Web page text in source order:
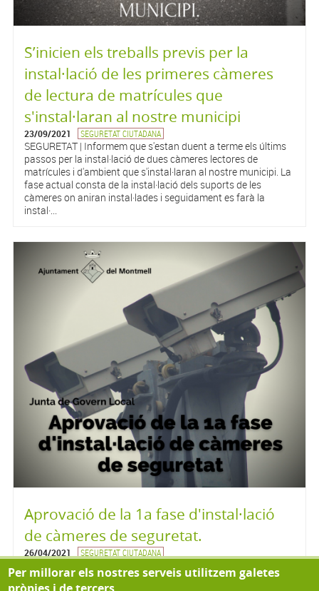
S’inicien els treballs previs per la
instal·lació de les primeres càmeres
de lectura de matrícules que
s'instal·laran al nostre municipi
23/09/2021 SEGURETAT CIUTADANA
SEGURETAT | Informem que s'estan duent a terme els últims
passos per la instal·lació de dues càmeres lectores de
matrícules i d'ambient que s'instal·laran al nostre municipi. La
fase actual consta de la instal·lació dels suports de les
càmeres on aniran instal·lades i seguidament es farà la
instal·...
Aprovació de la 1a fase d'instal·lació
de càmeres de seguretat.
26/04/2021 SEGURETAT CIUTADANA
Hi ha previst cobrir en els següents dos anys tot el municipi
en les següents fases, que per pressupost no es poden
Per millorar els nostres serveis utilitzem galetes